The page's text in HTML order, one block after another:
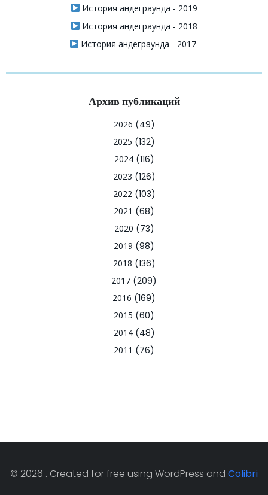
История андеграунда - 2019
История андеграунда - 2018
История андеграунда - 2017
Архив публикаций
2026 (49)
2025 (132)
2024(116)
2023 (126)
2022(103)
2021 (68)
2020 (73)
2019 (98)
2018 (136)
2017 (209)
2016 (169)
2015 (60)
2014(48)
2011 (76)
© 2026 . Created for free using WordPress and Colibri